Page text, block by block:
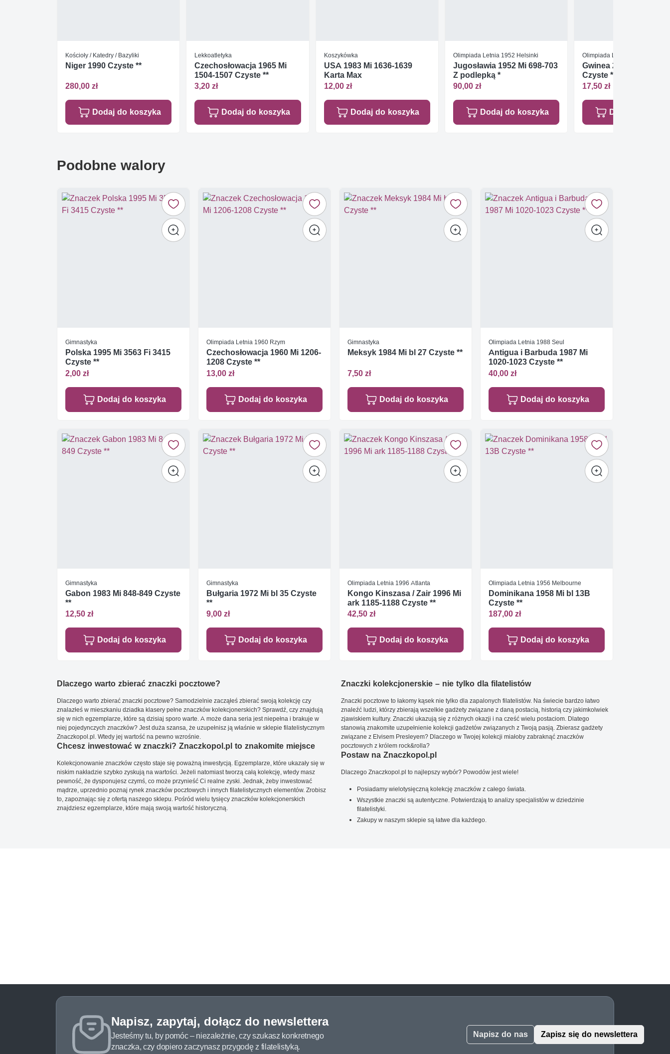
Kościoły / Katedry / Bazyliki
Niger 1990 Czyste **
280,00 zł
Dodaj do koszyka
Lekkoatletyka
Czechosłowacja 1965 Mi
1504-1507 Czyste **
3,20 zł
Dodaj do koszyka
Koszykówka
USA 1983 Mi 1636-1639
Karta Max
12,00 zł
Dodaj do koszyka
Olimpiada Letnia 1952 Helsinki
Jugosławia 1952 Mi 698-703
Z podlepką *
90,00 zł
Dodaj do koszyka
Olimpiada Letnia 2008 Pekin
Gwinea 2007 Mi bl 1162
Czyste **
17,50 zł
Dodaj do
Podobne walory
Gimnastyka
Polska 1995 Mi 3563 Fi 3415
Czyste **
2,00 zł
Dodaj do koszyka
Olimpiada Letnia 1960 Rzym
Czechosłowacja 1960 Mi 1206-
1208 Czyste **
13,00 zł
Dodaj do koszyka
Gimnastyka
Meksyk 1984 Mi bl 27 Czyste **
7,50 zł
Dodaj do koszyka
Olimpiada Letnia 1988 Seul
Antigua i Barbuda 1987 Mi
1020-1023 Czyste **
40,00 zł
Dodaj do koszyka
Gimnastyka
Gabon 1983 Mi 848-849 Czyste
**
12,50 zł
Dodaj do koszyka
Gimnastyka
Bułgaria 1972 Mi bl 35 Czyste
**
9,00 zł
Dodaj do koszyka
Olimpiada Letnia 1996 Atlanta
Kongo Kinszasa / Zair 1996 Mi
ark 1185-1188 Czyste **
42,50 zł
Dodaj do koszyka
Olimpiada Letnia 1956 Melbourne
Dominikana 1958 Mi bl 13B
Czyste **
187,00 zł
Dodaj do koszyka
Dlaczego warto zbierać znaczki pocztowe?
Dlaczego warto zbierać znaczki pocztowe? Samodzielnie zacząłeś zbierać swoją kolekcję czy
znalazłeś w mieszkaniu dziadka klasery pełne znaczków kolekcjonerskich? Sprawdź, czy znajdują
się w nich egzemplarze, które są dzisiaj sporo warte. A może dana seria jest niepełna i brakuje w
niej pojedynczych znaczków? Jest duża szansa, że uzupełnisz ją właśnie w sklepie filatelistycznym
Znaczkopol.pl. Wtedy jej wartość na pewno wzrośnie.
Chcesz inwestować w znaczki? Znaczkopol.pl to znakomite miejsce
Kolekcjonowanie znaczków często staje się poważną inwestycją. Egzemplarze, które ukazały się w
niskim nakładzie szybko zyskują na wartości. Jeżeli natomiast tworzą całą kolekcję, wtedy masz
pewność, że dysponujesz czymś, co może przynieść Ci realne zyski. Jednak, żeby inwestować
mądrze, uprzednio poznaj rynek znaczków pocztowych i innych filatelistycznych elementów. Zrobisz
to, zapoznając się z ofertą naszego sklepu. Pośród wielu tysięcy znaczków kolekcjonerskich
znajdziesz egzemplarze, które mają swoją wartość historyczną.
Znaczki kolekcjonerskie – nie tylko dla filatelistów
Znaczki pocztowe to łakomy kąsek nie tylko dla zapalonych filatelistów. Na świecie bardzo łatwo
znaleźć ludzi, którzy zbierają wszelkie gadżety związane z daną postacią, historią czy jakimkolwiek
zjawiskiem kultury. Znaczki ukazują się z różnych okazji i na cześć wielu postaciom. Dlatego
stanowią znakomite uzupełnienie kolekcji gadżetów związanych z Twoją pasją. Zbierasz gadżety
związane z Elvisem Presleyem? Dlaczego w Twojej kolekcji miałoby zabraknąć znaczków
pocztowych z królem rock&rolla?
Postaw na Znaczkopol.pl
Dlaczego Znaczkopol.pl to najlepszy wybór? Powodów jest wiele!
Posiadamy wielotysięczną kolekcję znaczków z całego świata.
Wszystkie znaczki są autentyczne. Potwierdzają to analizy specjalistów w dziedzinie
filatelistyki.
Zakupy w naszym sklepie są łatwe dla każdego.
Napisz, zapytaj, dołącz do newslettera
Jesteśmy tu, by pomóc – niezależnie, czy szukasz konkretnego
znaczka, czy dopiero zaczynasz przygodę z filatelistyką.
Napisz do nas Zapisz się do newslettera